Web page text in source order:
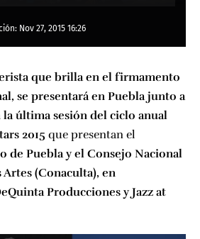
Nov 27, 2015 16:26
que brilla en el firmamento
se presentará en Puebla junto a
la última sesión del ciclo anual
2015 que presentan el
de Puebla y el Consejo Nacional
(Conaculta), en
Producciones y Jazz at